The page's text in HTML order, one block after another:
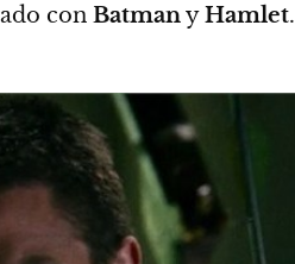
con BatmanyHamlet.